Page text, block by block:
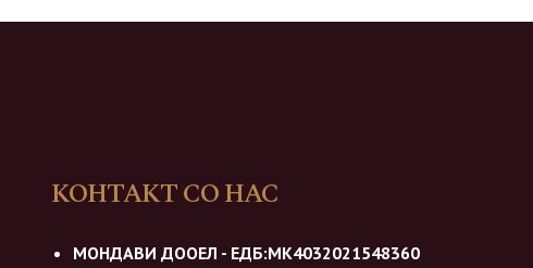
КОНТАКТ СО НАС
МОНДАВИ ДООЕЛ - ЕДБ:МК4032021548360